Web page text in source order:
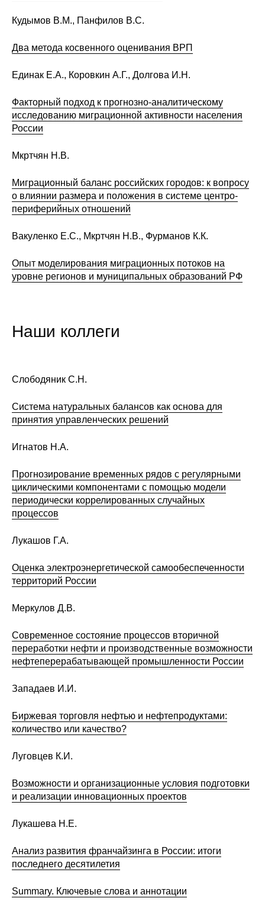
Кудымов В.М., Панфилов В.С.
Два метода косвенного оценивания ВРП
Единак Е.А., Коровкин А.Г., Долгова И.Н.
Факторный подход к прогнозно-аналитическому
исследованию миграционной активности населения
России
Мкртчян Н.В.
Миграционный баланс российских городов: к вопросу
о влиянии размера и положения в системе центро-
периферийных отношений
Вакуленко Е.С., Мкртчян Н.В., Фурманов К.К.
Опыт моделирования миграционных потоков на
уровне регионов и муниципальных образований РФ
Наши коллеги
Слободяник С.Н.
Система натуральных балансов как основа для
принятия управленческих решений
Игнатов Н.А.
Прогнозирование временных рядов с регулярными
циклическими компонентами с помощью модели
периодически коррелированных случайных
процессов
Лукашов Г.А.
Оценка электроэнергетической самообеспеченности
территорий России
Меркулов Д.В.
Современное состояние процессов вторичной
переработки нефти и производственные возможности
нефтеперерабатывающей промышленности России
Западаев И.И.
Биржевая торговля нефтью и нефтепродуктами:
количество или качество?
Луговцев К.И.
Возможности и организационные условия подготовки
и реализации инновационных проектов
Лукашева Н.Е.
Анализ развития франчайзинга в России: итоги
последнего десятилетия
Summary. Ключевые слова и аннотации